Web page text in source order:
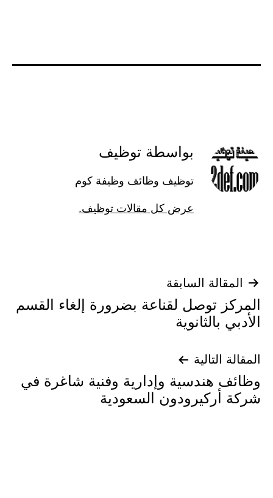
بواسطة توظيف
توظيف وظائف وظيفة كوم
عرض كل مقالات توظيف.
تصفّح
المقالات
المقالة السابقة
المركز توصل لقناعة بضرورة إلغاء القسم
الأدبي بالثانوية
المقالة التالية
وظائف هندسية وإدارية وفنية شاغرة في
شركة أركيرودون السعودية